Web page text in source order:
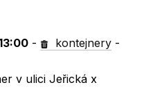
- kontejnery -
v ulici Jeřická x